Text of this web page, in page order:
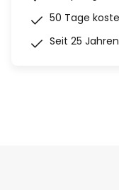
50 Tage
Seit 25